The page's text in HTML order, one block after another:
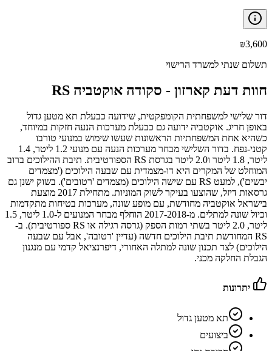
₪3,600
תשלום שנתי למשרד הרישוי
חוות דעת קארזון - סקודה אוקטביה RS
דור שלישי למשפחתית הקומפקטית, שידועה כבעלת תא מטען גדול
באופן חריג. אוקטביה ידועה גם כבעלת מערכות הנעה חזקות במיוחד,
כשהיא אחת המשפחתיות הראשונות שעשו שימוש במנועי טורבו
קטני-נפח. בדור השלישי מבחר מערכות הנעה עם מנועי 1.2 ליטר, 1.4
ליטר, 1.8 ליטר ו2.0 ליטר בגרסת RS הספורטיבית. תיבת ההילוכים ברוב
המוחלט של המקרים היא דו-מצמדית עם שבעה הילוכים ('מצמדים
יבשים'), למעט RS עם שישה הילוכים (מצמדים 'רטובים'). בשוק ישנן גם
גרסאות דיזל, שהוצעו בעיקר לשוק המוניות. מתחילת 2017 מוצעת
בישראל אוקטביה מחודשת, עם מופע שונה, מערכות בטיחות מתקדמות
וכיול שונה למתלים. מ-2017-2018 הוחלף מבחר המנועים ל-1.0 ליטר, 1.5
ליטר, 2.0 ליטר בשתי רמות הספק (גרסה רגילה או RS ספורטיבית). ב-
RS המחודשת תיבת הילוכים חדשה (עדיין 'רטובה', אבל עם שבעה
הילוכים) לצד תכנון שונה למתלה האחורי, דיפרנציאל קדמי עם מנגנון
הגבלת החלקה מכני.
יתרונות
תא מטען גדול
ביצועים